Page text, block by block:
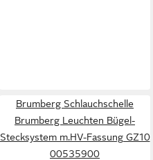
Brumberg Schlauchschelle
Brumberg Leuchten Bügel-
Stecksystem m.HV-Fassung GZ10
00535900